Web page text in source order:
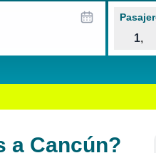
1,
a Cancún?